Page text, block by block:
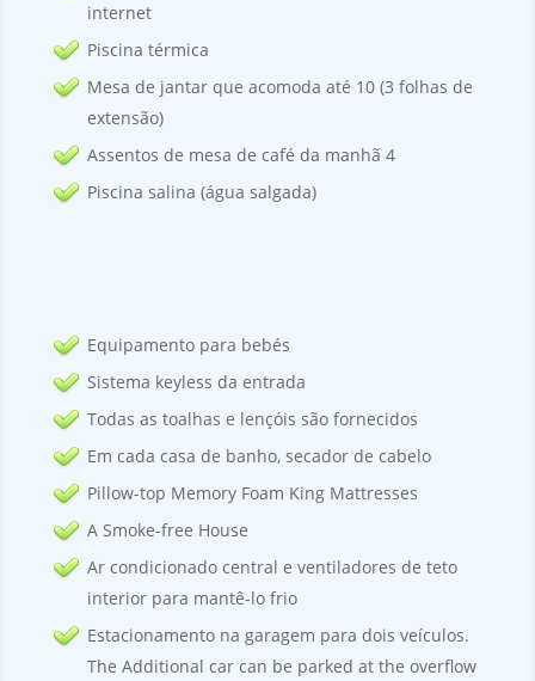
internet
Piscina térmica
Mesa de jantar que acomoda até 10 (3 folhas de
extensão)
Assentos de mesa de café da manhã 4
Piscina salina (água salgada)
Equipamento para bebés
Sistema keyless da entrada
Todas as toalhas e lençóis são fornecidos
Em cada casa de banho, secador de cabelo
Pillow-top Memory Foam King Mattresses
A Smoke-free House
Ar condicionado central e ventiladores de teto
interior para mantê-lo frio
Estacionamento na garagem para dois veículos.
The Additional car can be parked at the overflow